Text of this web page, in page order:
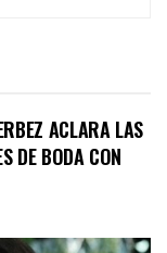
ACLARA LAS
DE BODA CON